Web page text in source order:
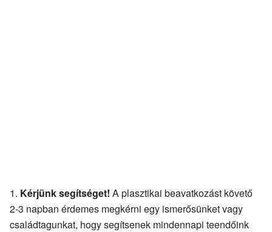
Kérjünk segítséget! A plasztikai beavatkozást követő
2-3 napban érdemes megkérni egy ismerősünket vagy
családtagunkat, hogy segítsenek mindennapi teendőink